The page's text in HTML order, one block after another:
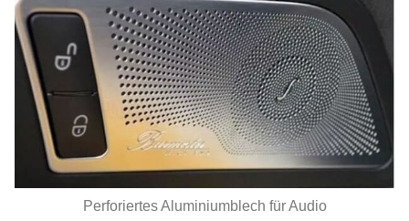
Perforiertes Aluminiumblech für Audio